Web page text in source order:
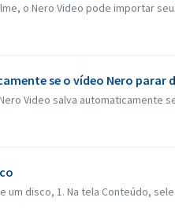
o Nero Video pode importar
se o vídeo Nero parar
Video salva automaticamente
disco, 1. Na tela Conteúdo,